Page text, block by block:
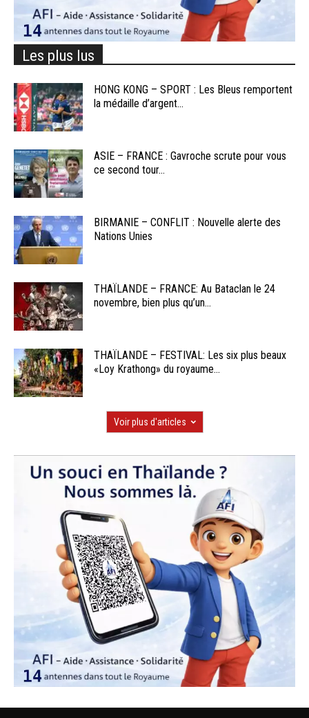
Les plus lus
HONG KONG – SPORT : Les Bleus remportent
la médaille d’argent...
ASIE – FRANCE : Gavroche scrute pour vous
ce second tour...
BIRMANIE – CONFLIT : Nouvelle alerte des
Nations Unies
THAÏLANDE – FRANCE: Au Bataclan le 24
novembre, bien plus qu’un...
THAÏLANDE – FESTIVAL: Les six plus beaux
«Loy Krathong» du royaume...
Voir plus d'articles